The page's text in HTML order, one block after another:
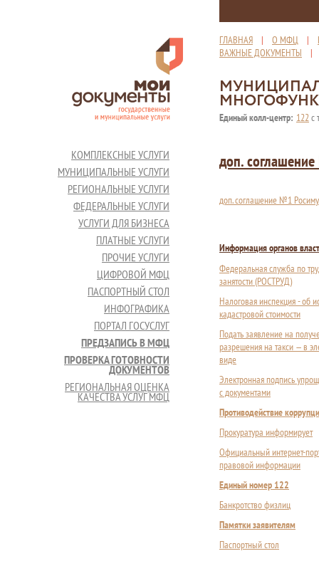
ГЛАВНАЯ | О МФЦ |
ВАЖНЫЕ ДОКУМЕНТЫ
Единый колл-центр: 122с
КОМПЛЕКСНЫЕ УСЛУГИ
МУНИЦИПАЛЬНЫЕ УСЛУГИ
РЕГИОНАЛЬНЫЕ УСЛУГИ
ФЕДЕРАЛЬНЫЕ УСЛУГИ
УСЛУГИ ДЛЯ БИЗНЕСА
ПЛАТНЫЕ УСЛУГИ
ПРОЧИЕ УСЛУГИ
ЦИФРОВОЙ МФЦ
ПАСПОРТНЫЙ СТОЛ
ИНФОГРАФИКА
ПОРТАЛ ГОСУСЛУГ
ПРЕДЗАПИСЬ В МФЦ
ПРОВЕРКА ГОТОВНОСТИ
ДОКУМЕНТОВ
РЕГИОНАЛЬНАЯ ОЦЕНКА
КАЧЕСТВА УСЛУГ МФЦ
доп.
доп. соглашение №1
Информация органов
Федеральная служба по
занятости (РОСТРУД)
Налоговая инспекция - об
кадастровой стоимости
Подать заявление на
разрешения на такси — в
виде
Электронная подпись
с документами
Противодействие
Прокуратура информирует
Официальный интернет-
правовой информации
Единый номер 122
Банкротство физлиц
Памятки заявителям
Паспортный стол